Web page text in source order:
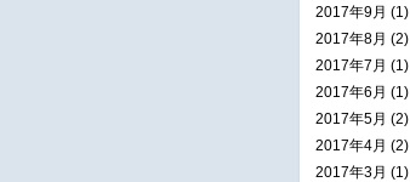
2017年9月 (1)
2017年8月 (2)
2017年7月 (1)
2017年6月 (1)
2017年5月 (2)
2017年4月 (2)
2017年3月 (1)